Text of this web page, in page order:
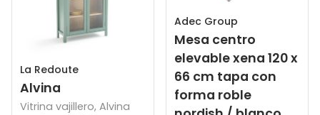
La Redoute
Alvina
Vitrina vajillero, Alvina
Adec Group
Mesa centro
elevable xena 120 x
66 cm tapa con
forma roble